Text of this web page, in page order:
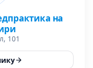
на
101